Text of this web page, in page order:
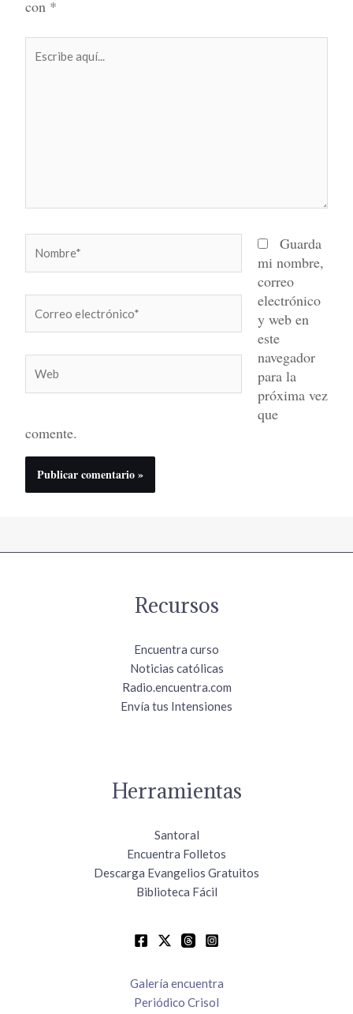
con *
aquí...
electrónico*
Guarda
mi nombre,
correo
electrónico
y web en
este
navegador
para la
próxima vez
que
comente.
Recursos
Encuentra curso
Noticias católicas
Radio.encuentra.com
Envía tus Intensiones
Herramientas
Santoral
Encuentra Folletos
Descarga Evangelios Gratuitos
Biblioteca Fácil
Galería encuentra
Periódico Crisol